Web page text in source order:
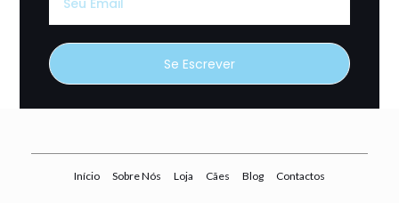
Email
Se Escrever
Início Sobre Nós Loja Cães Blog Contactos